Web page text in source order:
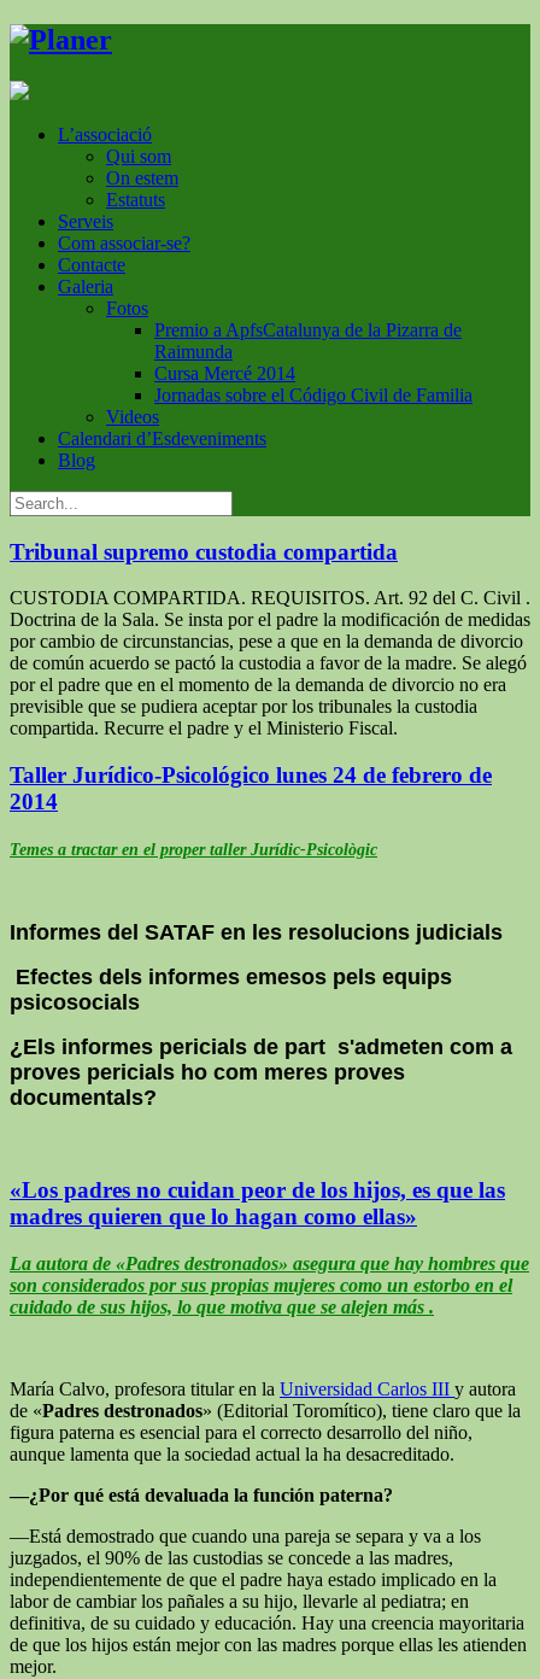
L’associació
Qui som
On estem
Estatuts
Serveis
Com associar-se?
Contacte
Galeria
Fotos
Premio a ApfsCatalunya de la Pizarra de
Raimunda
Cursa Mercé 2014
Jornadas sobre el Código Civil de Familia
Videos
Calendari d’Esdeveniments
Blog
Tribunal supremo custodia compartida
CUSTODIA COMPARTIDA. REQUISITOS. Art. 92 del C. Civil .
Doctrina de la Sala. Se insta por el padre la modificación de medidas
por cambio de circunstancias, pese a que en la demanda de divorcio
de común acuerdo se pactó la custodia a favor de la madre. Se alegó
por el padre que en el momento de la demanda de divorcio no era
previsible que se pudiera aceptar por los tribunales la custodia
compartida. Recurre el padre y el Ministerio Fiscal.
Taller Jurídico-Psicológico lunes 24 de febrero de
2014
Temes a tractar en el proper taller Jurídic-Psicològic
Informes del SATAF en les resolucions judicials
Efectes dels informes emesos pels equips
psicosocials
¿Els informes pericials de part s'admeten com a
proves pericials ho com meres proves
documentals?
«Los padres no cuidan peor de los hijos, es que las
madres quieren que lo hagan como ellas»
La autora de «Padres destronados» asegura que hay hombres que
son considerados por sus propias mujeres como un estorbo en el
cuidado de sus hijos, lo que motiva que se alejen más .
María Calvo, profesora titular en la Universidad Carlos III y autora
de «Padres destronados» (Editorial Toromítico), tiene claro que la
figura paterna es esencial para el correcto desarrollo del niño,
aunque lamenta que la sociedad actual la ha desacreditado.
—¿Por qué está devaluada la función paterna?
—Está demostrado que cuando una pareja se separa y va a los
juzgados, el 90% de las custodias se concede a las madres,
independientemente de que el padre haya estado implicado en la
labor de cambiar los pañales a su hijo, llevarle al pediatra; en
definitiva, de su cuidado y educación. Hay una creencia mayoritaria
de que los hijos están mejor con las madres porque ellas les atienden
mejor.